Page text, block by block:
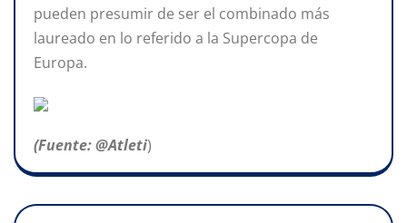
pueden presumir de ser el combinado más
laureado en lo referido a la Supercopa de
Europa.
(Fuente: @Atleti)